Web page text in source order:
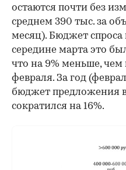
остаются почти без
среднем 390 тыс. за
месяц). Бюджет
середине марта это
что на 9% меньше, чем
февраля. За год
бюджет предложения
сократился на 16%.